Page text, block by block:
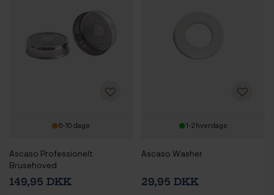
6-10 dage
Ascaso Professionelt
Brusehoved
149,95 DKK
1-2 hverdage
Ascaso Washer
29,95 DKK